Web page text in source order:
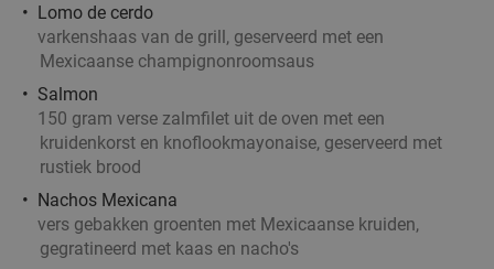
Lomo de cerdo
varkenshaas van de grill, geserveerd met een
Mexicaanse champignonroomsaus
Salmon
150 gram verse zalmfilet uit de oven met een
kruidenkorst en knoflookmayonaise, geserveerd met
rustiek brood
Nachos Mexicana
vers gebakken groenten met Mexicaanse kruiden,
gegratineerd met kaas en nacho's